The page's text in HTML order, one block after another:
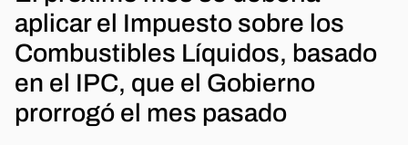
aplicar el Impuesto sobre los
Combustibles Líquidos, basado
en el IPC, que el Gobierno
prorrogó el mes pasado